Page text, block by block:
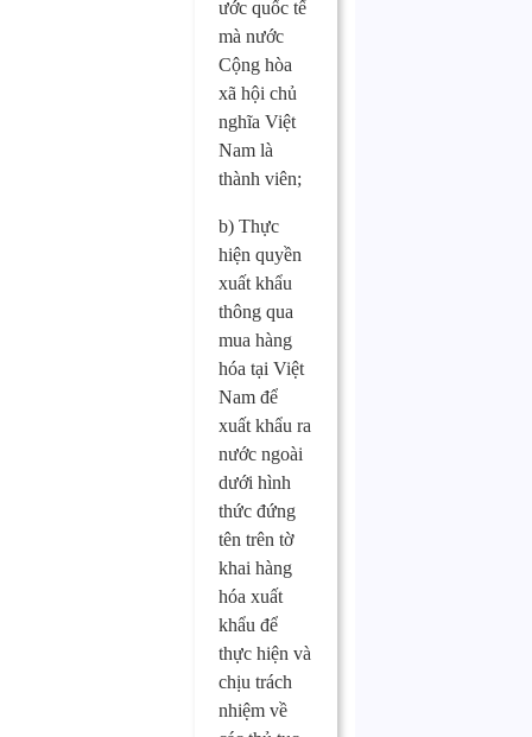
ước quốc tế
mà nước
Cộng hòa
xã hội chủ
nghĩa Việt
Nam là
thành viên;
b) Thực
hiện quyền
xuất khẩu
thông qua
mua hàng
hóa tại Việt
Nam để
xuất khẩu ra
nước ngoài
dưới hình
thức đứng
tên trên tờ
khai hàng
hóa xuất
khẩu để
thực hiện và
chịu trách
nhiệm về